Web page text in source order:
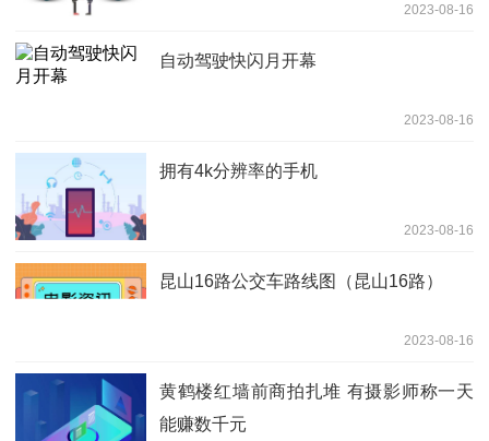
2023-08-16
自动驾驶快闪月开幕
2023-08-16
拥有4k分辨率的手机
2023-08-16
昆山16路公交车路线图（昆山16路）
2023-08-16
黄鹤楼红墙前商拍扎堆 有摄影师称一天
能赚数千元